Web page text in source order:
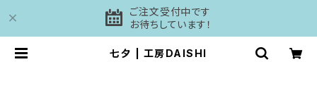
ご注文受付中です
お待ちしています！
七夕 | 工房DAISHI